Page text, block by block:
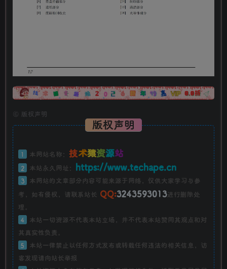
广告
© 版权声明
版权声明
1 本网站名称： 技术猿资源站
2 本站永久网址： https://www.techape.cn
3
本网站的文章部分内容可能来源于网络，仅供大家学习与参
考，如有侵权，请联系站长 QQ:3243593013进行删除处
理。
4
本站一切资源不代表本站立场，并不代表本站赞同其观点和对
其真实性负责。
5
本站一律禁止以任何方式发布或转载任何违法的相关信息，访
客发现请向站长举报